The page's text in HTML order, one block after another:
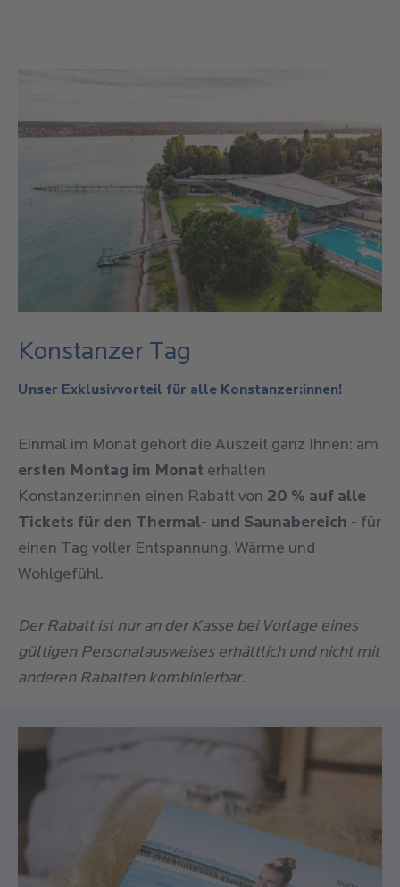
Konstanzer Tag
Unser Exklusivvorteil für alle Konstanzer:innen!
Einmal im Monat gehört die Auszeit ganz Ihnen: am
ersten Montag im Monat erhalten
Konstanzer:innen einen Rabatt von 20 % auf alle
Tickets für den Thermal- und Saunabereich - für
einen Tag voller Entspannung, Wärme und
Wohlgefühl.
Der Rabatt ist nur an der Kasse bei Vorlage eines
gültigen Personalausweises erhältlich und nicht mit
anderen Rabatten kombinierbar.